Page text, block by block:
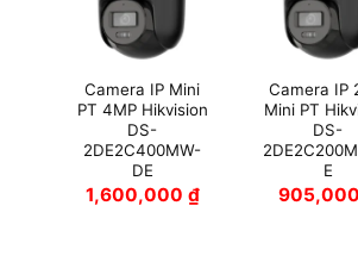
Camera IP Mini
PT 4MP Hikvision
DS-
2DE2C400MW-
DE
1,600,000 ₫
Camera IP
Mini PT
DS-
E